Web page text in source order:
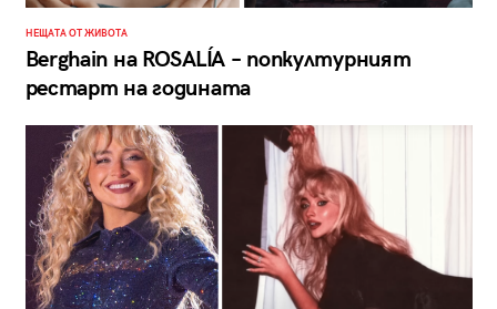
НЕЩАТА ОТ ЖИВОТА
Berghain на ROSALÍA – попкултурният
рестарт на годината